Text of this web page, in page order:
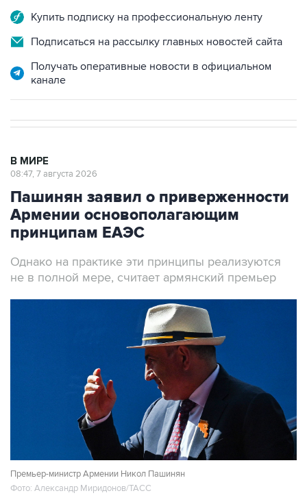
Купить подписку на профессиональную ленту
Подписаться на рассылку главных новостей сайта
Получать оперативные новости в официальном
канале
В МИРЕ
08:47, 7 августа 2026
Пашинян заявил о приверженности
Армении основополагающим
принципам ЕАЭС
Однако на практике эти принципы реализуются
не в полной мере, считает армянский премьер
Премьер-министр Армении Никол Пашинян
Фото: Александр Миридонов/ТАСС